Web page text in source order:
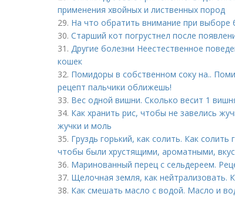
применения хвойных и лиственных пород
29. На что обратить внимание при выборе
30. Старший кот погрустнел после
31. Другие болезни Неестественное
кошек
32. Помидоры в собственном соку на..
рецепт пальчики оближешь!
33. Вес одной вишни. Сколько весит 1
34. Как хранить рис, чтобы не завелись
жучки и моль
35. Груздь горький, как солить. Как
чтобы были хрустящими, ароматными,
36. Маринованный перец с сельдереем.
37. Щелочная земля, как нейтрализовать.
38. Как смешать масло с водой. Масло и